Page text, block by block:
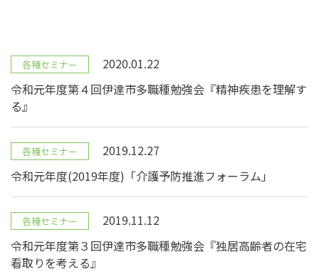
各種セミナー
2020.01.22
令和元年度第４回伊達市多職種勉強会『精神疾患を理解す
る』
各種セミナー
2019.12.27
令和元年度(2019年度)「介護予防推進フォーラム」
各種セミナー
2019.11.12
令和元年度第３回伊達市多職種勉強会『独居高齢者の在宅
看取りを考える』